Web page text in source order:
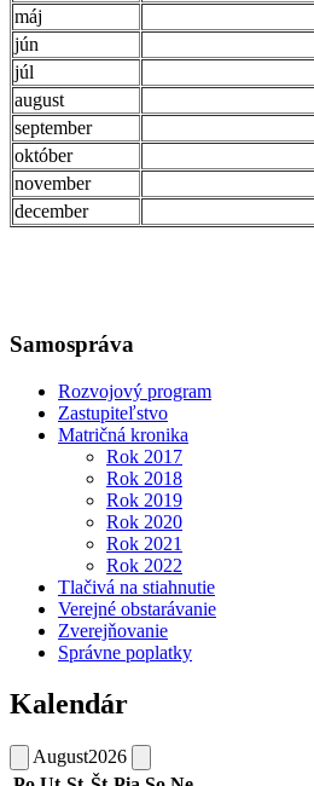
máj
jún
júl
august
september
október
november
december
Samospráva
Rozvojový program
Zastupiteľstvo
Matričná kronika
Rok 2017
Rok 2018
Rok 2019
Rok 2020
Rok 2021
Rok 2022
Tlačivá na stiahnutie
Verejné obstarávanie
Zverejňovanie
Správne poplatky
Kalendár
August2026